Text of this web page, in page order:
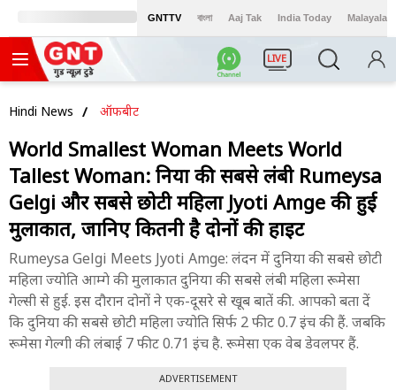
GNTTV বাংলা Aaj Tak India Today Malayalam
LIVE
Hindi News ऑफबीट
World Smallest Woman Meets World
Tallest Woman: दुनिया की सबसे लंबी Rumeysa
Gelgi और सबसे छोटी महिला Jyoti Amge की हुई
मुलाकात, जानिए कितनी है दोनों की हाइट
Rumeysa Gelgi Meets Jyoti Amge: लंदन में दुनिया की सबसे छोटी
महिला ज्योति आम्गे की मुलाकात दुनिया की सबसे लंबी महिला रूमेसा
गेल्सी से हुई. इस दौरान दोनों ने एक-दूसरे से खूब बातें की. आपको बता दें
कि दुनिया की सबसे छोटी महिला ज्योति सिर्फ 2 फीट 0.7 इंच की हैं. जबकि
रूमेसा गेल्गी की लंबाई 7 फीट 0.71 इंच है. रूमेसा एक वेब डेवलपर हैं.
ADVERTISEMENT